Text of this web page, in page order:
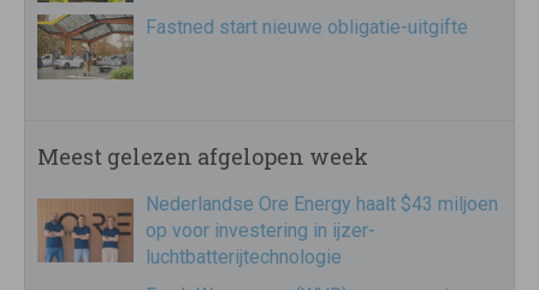
Fastned start nieuwe obligatie-uitgifte
Meest gelezen afgelopen week
Nederlandse Ore Energy haalt $43 miljoen
op voor investering in ijzer-
luchtbatterijtechnologie